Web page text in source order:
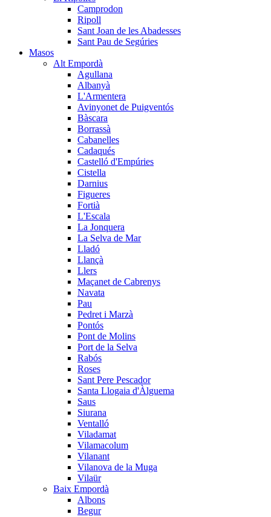
Camprodon
Ripoll
Sant Joan de les Abadesses
Sant Pau de Segúries
Masos
Alt Empordà
Agullana
Albanyà
L'Armentera
Avinyonet de Puigventós
Bàscara
Borrassà
Cabanelles
Cadaqués
Castelló d'Empúries
Cistella
Darnius
Figueres
Fortià
L'Escala
La Jonquera
La Selva de Mar
Lladó
Llançà
Llers
Maçanet de Cabrenys
Navata
Pau
Pedret i Marzà
Pontós
Pont de Molins
Port de la Selva
Rabós
Roses
Sant Pere Pescador
Santa Llogaia d'Àlguema
Saus
Siurana
Ventalló
Viladamat
Vilamacolum
Vilanant
Vilanova de la Muga
Vilaür
Baix Empordà
Albons
Begur